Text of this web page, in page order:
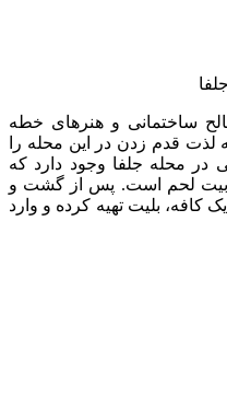
ساختمانی و هنرهای خطه
لذت قدم زدن در این محله را
تاریخی در محله جلفا وجود دارد که
بیت لحم است. پس از گشت و
بلیت تهیه کرده و وارد